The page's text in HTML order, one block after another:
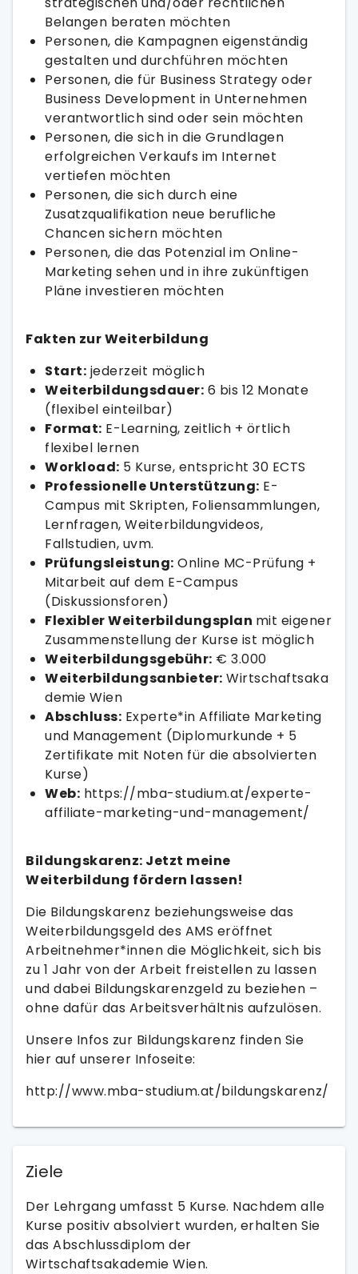
Belangen beraten möchten
Personen, die Kampagnen eigenständig
gestalten und durchführen möchten
Personen, die für Business Strategy oder
Business Development in Unternehmen
verantwortlich sind oder sein möchten
Personen, die sich in die Grundlagen
erfolgreichen Verkaufs im Internet
vertiefen möchten
Personen, die sich durch eine
Zusatzqualifikation neue berufliche
Chancen sichern möchten
Personen, die das Potenzial im Online-
Marketing sehen und in ihre zukünftigen
Pläne investieren möchten
Fakten zur Weiterbildung
Start: jederzeit möglich
Weiterbildungsdauer: 6 bis 12 Monate
(flexibel einteilbar)
Format: E-Learning, zeitlich + örtlich
flexibel lernen
Workload: 5 Kurse, entspricht 30 ECTS
Professionelle Unterstützung: E-
Campus mit Skripten, Foliensammlungen,
Lernfragen, Weiterbildungvideos,
Fallstudien, uvm.
Prüfungsleistung: Online MC-Prüfung +
Mitarbeit auf dem E-Campus
(Diskussionsforen)
Flexibler Weiterbildungsplan mit eigener
Zusammenstellung der Kurse ist möglich
Weiterbildungsgebühr: € 3.000
Weiterbildungsanbieter: Wirtschaftsaka
demie Wien
Abschluss: Experte*in Affiliate Marketing
und Management (Diplomurkunde + 5
Zertifikate mit Noten für die absolvierten
Kurse)
Web: https://mba-studium.at/experte-
affiliate-marketing-und-management/
Bildungskarenz: Jetzt meine
Weiterbildung fördern lassen!
Die Bildungskarenz beziehungsweise das
Weiterbildungsgeld des AMS eröffnet
Arbeitnehmer*innen die Möglichkeit, sich bis
zu 1 Jahr von der Arbeit freistellen zu lassen
und dabei Bildungskarenzgeld zu beziehen –
ohne dafür das Arbeitsverhältnis aufzulösen.
Unsere Infos zur Bildungskarenz finden Sie
hier auf unserer Infoseite:
http://www.mba-studium.at/bildungskarenz/
Ziele
Der Lehrgang umfasst 5 Kurse. Nachdem alle
Kurse positiv absolviert wurden, erhalten Sie
das Abschlussdiplom der
Wirtschaftsakademie Wien.